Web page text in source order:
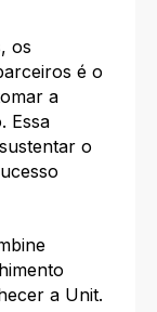
os
é o
a
Essa
o
a Unit.